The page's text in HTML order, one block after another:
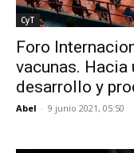
CyT
Foro
vacunas. Hacia
desarrollo y
Abel - 9 junio 2021, 05:50